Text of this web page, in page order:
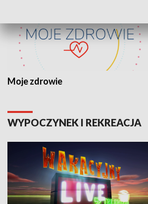
Moje zdrowie
WYPOCZYNEK I REKREACJA